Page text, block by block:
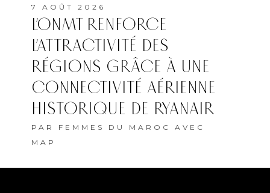
CONNECTIVITÉ AÉRIENNE
HISTORIQUE DE RYANAIR
PAR FEMMES DU MAROC AVEC
MAP